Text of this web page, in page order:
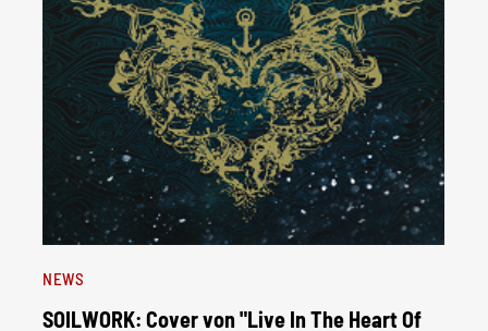
NEWS
SOILWORK: Cover von "Live In The Heart Of